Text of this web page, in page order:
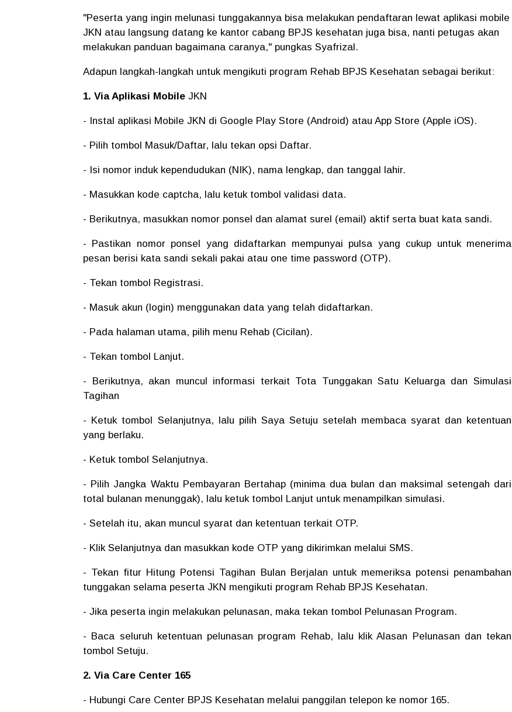
"Peserta yang ingin melunasi tunggakannya bisa melakukan pendaftaran lewat aplikasi mobile
JKN atau langsung datang ke kantor cabang BPJS kesehatan juga bisa, nanti petugas akan
melakukan panduan bagaimana caranya," pungkas Syafrizal.
Adapun langkah-langkah untuk mengikuti program Rehab BPJS Kesehatan sebagai berikut:
1. Via Aplikasi Mobile JKN
- Instal aplikasi Mobile JKN di Google Play Store (Android) atau App Store (Apple iOS).
- Pilih tombol Masuk/Daftar, lalu tekan opsi Daftar.
- Isi nomor induk kependudukan (NIK), nama lengkap, dan tanggal lahir.
- Masukkan kode captcha, lalu ketuk tombol validasi data.
- Berikutnya, masukkan nomor ponsel dan alamat surel (email) aktif serta buat kata sandi.
- Pastikan nomor ponsel yang didaftarkan mempunyai pulsa yang cukup untuk menerima
pesan berisi kata sandi sekali pakai atau one time password (OTP).
- Tekan tombol Registrasi.
- Masuk akun (login) menggunakan data yang telah didaftarkan.
- Pada halaman utama, pilih menu Rehab (Cicilan).
- Tekan tombol Lanjut.
- Berikutnya, akan muncul informasi terkait Tota Tunggakan Satu Keluarga dan Simulasi
Tagihan
- Ketuk tombol Selanjutnya, lalu pilih Saya Setuju setelah membaca syarat dan ketentuan
yang berlaku.
- Ketuk tombol Selanjutnya.
- Pilih Jangka Waktu Pembayaran Bertahap (minima dua bulan dan maksimal setengah dari
total bulanan menunggak), lalu ketuk tombol Lanjut untuk menampilkan simulasi.
- Setelah itu, akan muncul syarat dan ketentuan terkait OTP.
- Klik Selanjutnya dan masukkan kode OTP yang dikirimkan melalui SMS.
- Tekan fitur Hitung Potensi Tagihan Bulan Berjalan untuk memeriksa potensi penambahan
tunggakan selama peserta JKN mengikuti program Rehab BPJS Kesehatan.
- Jika peserta ingin melakukan pelunasan, maka tekan tombol Pelunasan Program.
- Baca seluruh ketentuan pelunasan program Rehab, lalu klik Alasan Pelunasan dan tekan
tombol Setuju.
2. Via Care Center 165
- Hubungi Care Center BPJS Kesehatan melalui panggilan telepon ke nomor 165.